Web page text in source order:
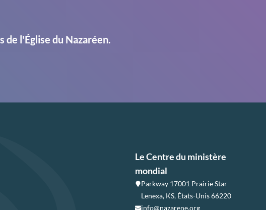
l'Église du Nazaréen.
Le Centre du ministère
mondial
Parkway 17001 Prairie Star
Lenexa, KS, États-Unis 66220
info@nazarene.org